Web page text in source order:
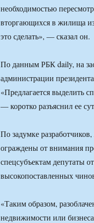
необходимостью
вторгающихся в жилища
это сделать», — сказал он.
По данным РБК daily, на
администрации
«Предлагается выделить
— коротко разъяснил ее
По задумке
ограждены от внимания
спецсубъектам депутаты
высокопоставленных
«Таким образом,
недвижимости или